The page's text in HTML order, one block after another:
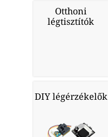
Otthoni
légtisztítók
DIY légérzékelők